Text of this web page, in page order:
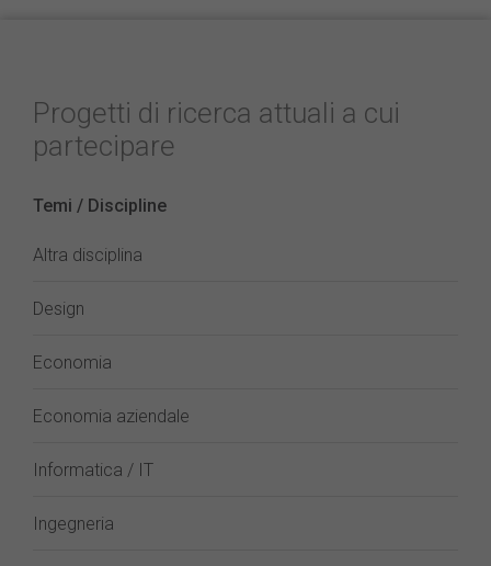
Progetti di ricerca attuali a cui
partecipare
Temi / Discipline
Altra disciplina
Design
Economia
Economia aziendale
Informatica / IT
Ingegneria